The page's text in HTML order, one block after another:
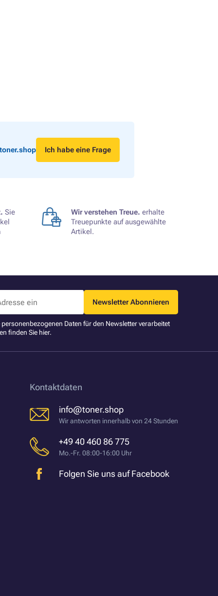
Ich habe eine Frage
Sie
Wir verstehen Treue. erhalte
Treuepunkte auf ausgewählte
Artikel.
Newsletter Abonnieren
Daten für den Newsletter verarbeitet
finden Sie hier.
Kontaktdaten
info@toner.shop
Wir antworten innerhalb von 24 Stunden
+49 40 460 86 775
Mo.-Fr. 08:00-16:00 Uhr
Folgen Sie uns auf Facebook